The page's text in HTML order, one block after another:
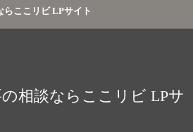
らここリビ LPサイト
相談ならここリビ LPサ